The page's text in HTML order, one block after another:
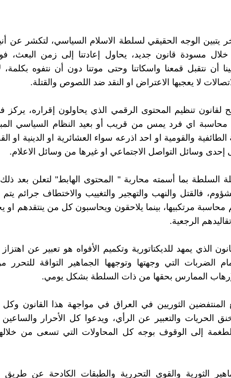
يتبين الوجه الحقيقي لسلطة الاسلام السياسي، لتكشر عن
خلال مسودة قانون جديد، يحاول إعادتنا إلى زمن البعث،
أن نتقبل قمعنا واسكاتنا وحتى موتنا دون أن نتفوه بكلمة،
لا يعجبها الاعتراض او النقد ضد اللصوص والقتلة.
لقانون تنظيم المحتوى الرقمي الذي يحاولون إقراره،
محاسبة اي فرد يمس من قريب أو بعيد النظام السياسي
والقومية او احد اذرعه سواء العشائرية او الدينية او
إحدى وسائل التواصل الاجتماعي او غيرها من وسائل الاعلام.
السلطة بما أسمته محاربة " المحتوى الهابط" لتعلن بعد
فالقتل والنهب والتهجير والتغييب والاختطاف جرائم يتم
محاسبة مرتكبيها، بينما يلاحقون ويحاسبون كل من ينتقدهم
الرجعية.
الذي يمهد للديكتاتورية وتكميم الأفواه هو تعبير عن
الضربات التي وجهتها وتوجهها الجماهير التواقة للتحرر
الممارس بحقها من ذات السلطة بشكل يومي.
الثوريين في العراق في مواجهة هذا القانون وكل
الحريات والتعبير عن الرأي، ويدعوا كل الأحرار
إلى الوقوف بوجه كل المحاولات التي تسعى من خلالها
الثورية والقوى التحررية والطبقات الكادحة عن طريق